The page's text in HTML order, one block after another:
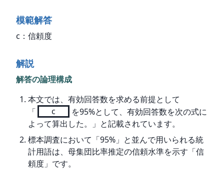
模範解答
c：信頼度
解説
解答の論理構成
本文では、有効回答数を求める前提として
「
c
を95%として、有効回答数を次の式に
よって算出した。」と記載されています。
標本調査において「95%」と並んで用いられる統
計用語は、母集団比率推定の信頼水準を示す「信
頼度」です。